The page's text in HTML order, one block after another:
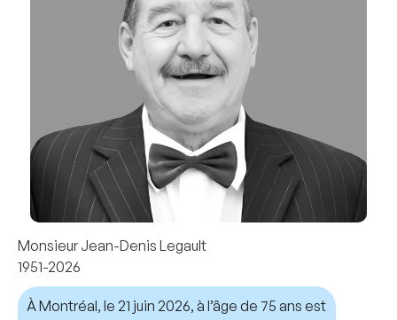
Monsieur Jean-Denis Legault
1951-2026
À Montréal, le 21 juin 2026, à l’âge de 75 ans est